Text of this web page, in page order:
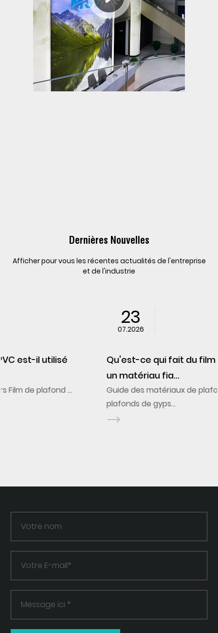
Dernières Nouvelles
Afficher pour vous les récentes actualités de l'entreprise
et de l'industrie
Qu'est-ce qui fait du film de plafond en PVC
Guide des matériaux de plafond intérieur Les